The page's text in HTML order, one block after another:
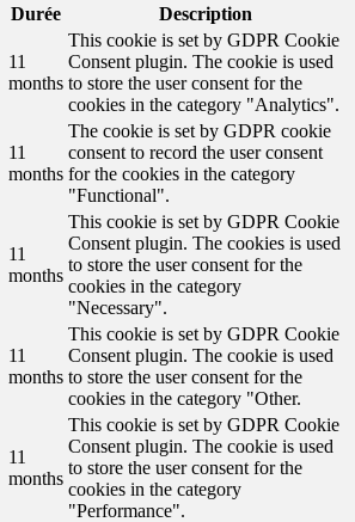
Durée Description
11
months
This cookie is set by GDPR Cookie
Consent plugin. The cookie is used
to store the user consent for the
cookies in the category "Analytics".
11
months
The cookie is set by GDPR cookie
consent to record the user consent
for the cookies in the category
"Functional".
11
months
This cookie is set by GDPR Cookie
Consent plugin. The cookies is used
to store the user consent for the
cookies in the category
"Necessary".
11
months
This cookie is set by GDPR Cookie
Consent plugin. The cookie is used
to store the user consent for the
cookies in the category "Other.
11
months
This cookie is set by GDPR Cookie
Consent plugin. The cookie is used
to store the user consent for the
cookies in the category
"Performance".